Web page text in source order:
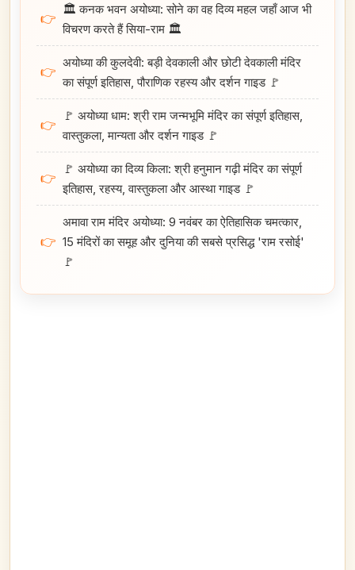
👉
🏛️ कनक भवन अयोध्या: सोने का वह दिव्य महल जहाँ आज भी
विचरण करते हैं सिया-राम 🏛️
👉
अयोध्या की कुलदेवी: बड़ी देवकाली और छोटी देवकाली मंदिर
का संपूर्ण इतिहास, पौराणिक रहस्य और दर्शन गाइड 🚩
👉
🚩 अयोध्या धाम: श्री राम जन्मभूमि मंदिर का संपूर्ण इतिहास,
वास्तुकला, मान्यता और दर्शन गाइड 🚩
👉
🚩 अयोध्या का दिव्य किला: श्री हनुमान गढ़ी मंदिर का संपूर्ण
इतिहास, रहस्य, वास्तुकला और आस्था गाइड 🚩
👉
अमावा राम मंदिर अयोध्या: 9 नवंबर का ऐतिहासिक चमत्कार,
15 मंदिरों का समूह और दुनिया की सबसे प्रसिद्ध 'राम रसोई'
🚩